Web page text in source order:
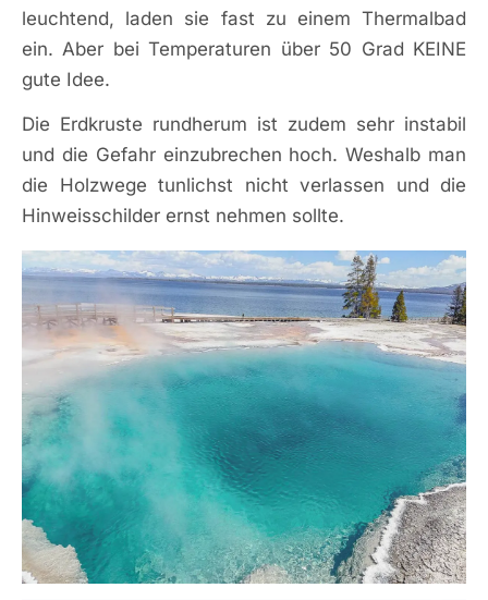
leuchtend, laden sie fast zu einem Thermalbad
ein. Aber bei Temperaturen über 50 Grad KEINE
gute Idee.
Die Erdkruste rundherum ist zudem sehr instabil
und die Gefahr einzubrechen hoch. Weshalb man
die Holzwege tunlichst nicht verlassen und die
Hinweisschilder ernst nehmen sollte.